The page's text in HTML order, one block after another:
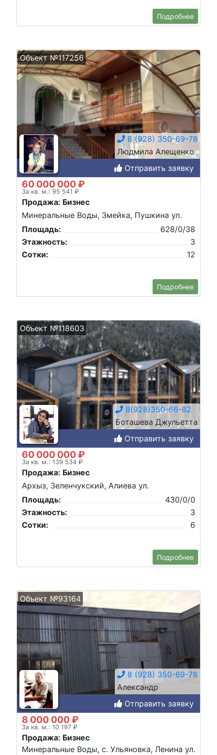
Подробнее
Объект №117256
8 (928) 350-69-78
Людмила Алещенко
Отправить заявку
60 000 000 ₽
За кв. м.: 95 541 ₽
Продажа: Бизнес
Минеральные Воды, Змейка, Пушкина ул.
Площадь:
628/0/38
Этажность:
3
Сотки:
12
Подробнее
Объект №118603
8(928)350-66-82
Боташева Джульетта
Отправить заявку
60 000 000 ₽
За кв. м.: 139 534 ₽
Продажа: Бизнес
Архыз, Зеленчукский, Алиева ул.
Площадь:
430/0/0
Этажность:
3
Сотки:
6
Подробнее
Объект №93164
8 (928) 350-69-78
Александр
Отправить заявку
8 000 000 ₽
За кв. м.: 10 197 ₽
Продажа: Бизнес
Минеральные Воды, с. Ульяновка, Ленина ул.